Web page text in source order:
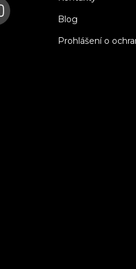
Blog
Prohlášení o